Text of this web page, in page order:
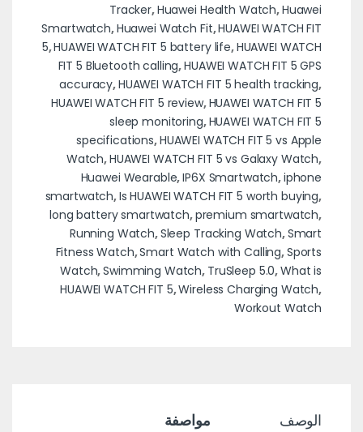
Tracker,Huawei Health Watch,Huawei
Smartwatch,Huawei Watch Fit,HUAWEI WATCH FIT
5,HUAWEI WATCH FIT 5 battery life,HUAWEI WATCH
FIT 5 Bluetooth calling,HUAWEI WATCH FIT 5 GPS
accuracy,HUAWEI WATCH FIT 5 health tracking,
HUAWEI WATCH FIT 5 review,HUAWEI WATCH FIT 5
sleep monitoring,HUAWEI WATCH FIT 5
specifications,HUAWEI WATCH FIT 5 vs Apple
Watch,HUAWEI WATCH FIT 5 vs Galaxy Watch,
Huawei Wearable,IP6X Smartwatch,iphone
smartwatch,Is HUAWEI WATCH FIT 5 worth buying,
long battery smartwatch,premium smartwatch,
Running Watch,Sleep Tracking Watch,Smart
Fitness Watch,Smart Watch with Calling,Sports
Watch,Swimming Watch, TruSleep 5.0,What is
HUAWEI WATCH FIT 5,Wireless Charging Watch,
Workout Watch
الوصف مواصفة